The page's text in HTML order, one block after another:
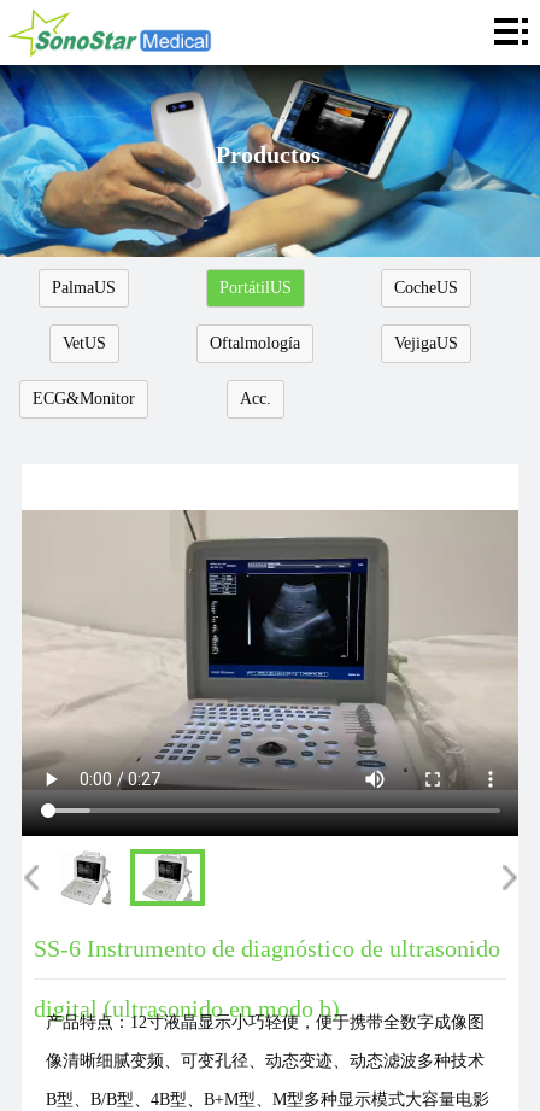
Casa
Sobre
Noticias
Productos
Aplicación
Servicios
Cooperación
Contacto
Productos
PalmaUS PortátilUS CocheUS
VetUS Oftalmología VejigaUS
ECG&Monitor Acc.
SS-6 Instrumento de diagnóstico de ultrasonido
digital (ultrasonido en modo b)
产品特点：12寸液晶显示小巧轻便，便于携带全数字成像图
像清晰细腻变频、可变孔径、动态变迹、动态滤波多种技术
B型、B/B型、4B型、B+M型、M型多种显示模式大容量电影